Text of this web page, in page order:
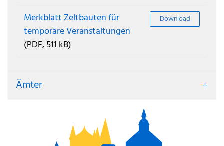
Merkblatt Zeltbauten für
temporäre Veranstaltungen
(PDF, 511 kB)
Download
Ämter